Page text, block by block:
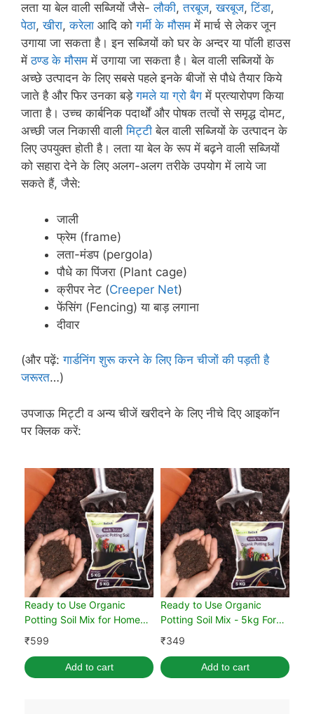
लता या बेल वाली सब्जियों जैसे-लौकी,तरबूज,खरबूज,टिंडा,
पेठा,खीरा,करेला आदि को गर्मी के मौसम में मार्च से लेकर जून
उगाया जा सकता है। इन सब्जियों को घर के अन्दर या पॉली हाउस
मेंठण्ड के मौसम में उगाया जा सकता है। बेल वाली सब्जियों के
अच्छे उत्पादन के लिए सबसे पहले इनके बीजों से पौधे तैयार किये
जाते है और फिर उनका बड़ेगमले या ग्रो बैग में प्रत्यारोपण किया
जाता है। उच्च कार्बनिक पदार्थों और पोषक तत्वों से समृद्ध दोमट,
अच्छी जल निकासी वालीमिट्टी बेल वाली सब्जियों के उत्पादन के
लिए उपयुक्त होती है। लता या बेल के रूप में बढ़ने वाली सब्जियों
को सहारा देने के लिए अलग-अलग तरीके उपयोग में लाये जा
सकते हैं, जैसे:
जाली
फ्रेम (frame)
लता-मंडप (pergola)
पौधे का पिंजरा (Plant cage)
क्रीपर नेट (Creeper Net)
फेंसिंग (Fencing) या बाड़ लगाना
दीवार
(और पढ़ें:गार्डनिंग शुरू करने के लिए किन चीजों की पड़ती है
जरूरत…)
उपजाऊ मिट्टी व अन्य चीजें खरीदने के लिए नीचे दिए आइकॉन
पर क्लिक करें:
Ready to Use Organic
Potting Soil Mix for Home
Gardening 10 kg
₹599
Add to cart
Ready to Use Organic
Potting Soil Mix - 5kg For
Home Gardening
₹349
Add to cart